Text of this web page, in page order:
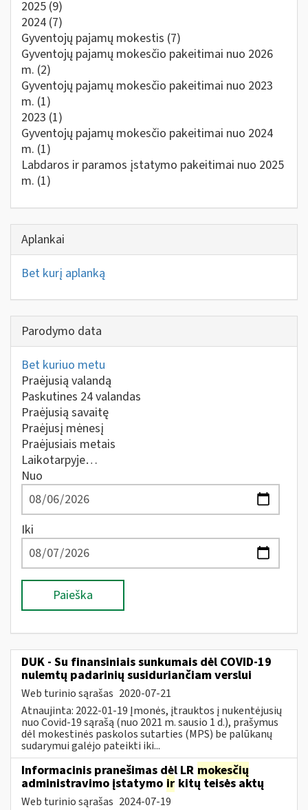
2025 (9)
2024 (7)
Gyventojų pajamų mokestis (7)
Gyventojų pajamų mokesčio pakeitimai nuo 2026
m. (2)
Gyventojų pajamų mokesčio pakeitimai nuo 2023
m. (1)
2023 (1)
Gyventojų pajamų mokesčio pakeitimai nuo 2024
m. (1)
Labdaros ir paramos įstatymo pakeitimai nuo 2025
m. (1)
Aplankai
Bet kurį aplanką
Parodymo data
Bet kuriuo metu
Praėjusią valandą
Paskutines 24 valandas
Praėjusią savaitę
Praėjusį mėnesį
Praėjusiais metais
Laikotarpyje…
Nuo
Iki
Paieška
DUK - Su finansiniais sunkumais dėl COVID-19
nulemtų padarinių susiduriančiam verslui
Web turinio sąrašas 2020-07-21
Atnaujinta: 2022-01-19 Įmonės, įtrauktos į nukentėjusių
nuo Covid-19 sąrašą (nuo 2021 m. sausio 1 d.), prašymus
dėl mokestinės paskolos sutarties (MPS) be palūkanų
sudarymui galėjo pateikti iki...
Informacinis pranešimas dėl LR mokesčių
administravimo įstatymo ir kitų teisės aktų
Web turinio sąrašas 2024-07-19